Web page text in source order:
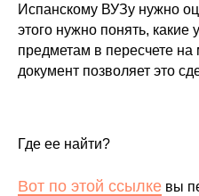
Испанскому ВУЗу нужно
этого нужно понять, какие
предметам в пересчете
документ позволяет это
Где ее найти?
Вот по этой ссылке вы